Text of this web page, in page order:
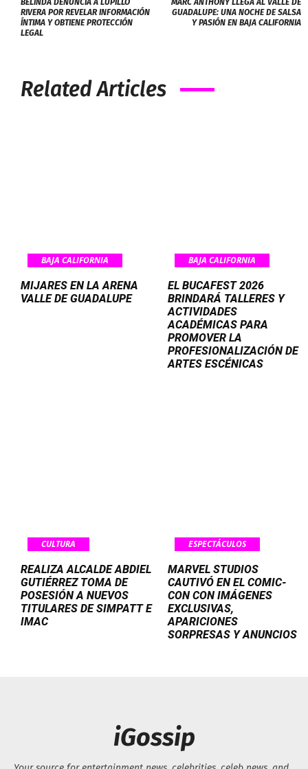
BELINDA DENUNCIA A LUPILLO
RIVERA POR REVELAR INFORMACIÓN
ÍNTIMA Y OBTIENE PROTECCIÓN
LEGAL
MARC ANTHONY LLEGA AL VALLE DE
GUADALUPE: UNA NOCHE DE SALSA
Y PASIÓN EN BAJA CALIFORNIA
Related Articles
BAJA CALIFORNIA
MIJARES EN LA ARENA
VALLE DE GUADALUPE
BAJA CALIFORNIA
EL BUCAFEST 2026
BRINDARÁ TALLERES Y
ACTIVIDADES
ACADÉMICAS PARA
PROMOVER LA
PROFESIONALIZACIÓN DE
ARTES ESCÉNICAS
CULTURA
REALIZA ALCALDE ABDIEL
GUTIÉRREZ TOMA DE
POSESIÓN A NUEVOS
TITULARES DE SIMPATT E
IMAC
ESPECTÁCULOS
MARVEL STUDIOS
CAUTIVÓ EN EL COMIC-
CON CON IMÁGENES
EXCLUSIVAS,
APARICIONES
SORPRESAS Y ANUNCIOS
iGossip